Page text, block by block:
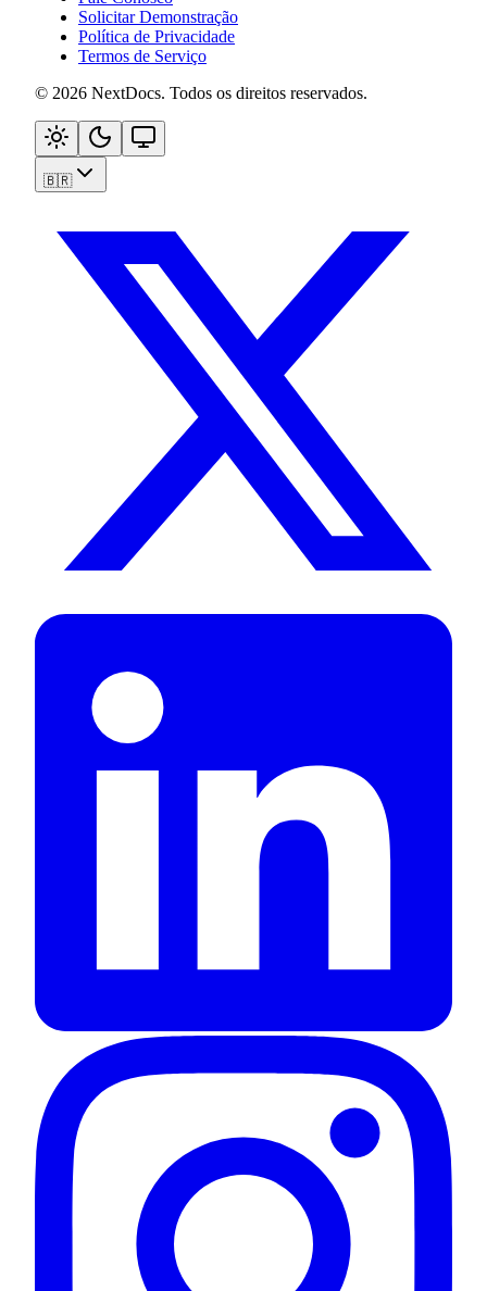
Solicitar Demonstração
Política de Privacidade
Termos de Serviço
© 2026 NextDocs. Todos os direitos reservados.
🇧🇷